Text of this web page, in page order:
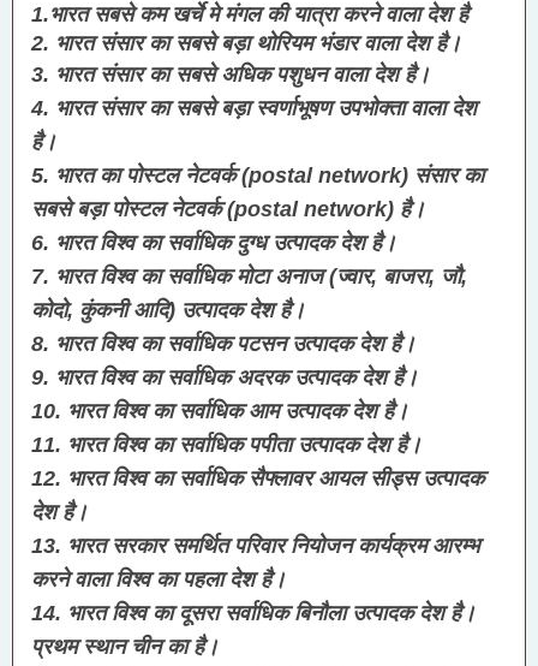
1.भारत सबसे कम खर्चे मे मंगल की यात्रा करने वाला देश है
2. भारत संसार का सबसे बड़ा थोरियम भंडार वाला देश है।
3. भारत संसार का सबसे अधिक पशुधन वाला देश है।
4. भारत संसार का सबसे बड़ा स्वर्णाभूषण उपभोक्ता वाला देश
है।
5. भारत का पोस्टल नेटवर्क (postal network) संसार का
सबसे बड़ा पोस्टल नेटवर्क (postal network) है।
6. भारत विश्व का सर्वाधिक दुग्ध उत्पादक देश है।
7. भारत विश्व का सर्वाधिक मोटा अनाज (ज्वार, बाजरा, जौ,
कोदो, कुंकनी आदि) उत्पादक देश है।
8. भारत विश्व का सर्वाधिक पटसन उत्पादक देश है।
9. भारत विश्व का सर्वाधिक अदरक उत्पादक देश है।
10. भारत विश्व का सर्वाधिक आम उत्पादक देश है।
11. भारत विश्व का सर्वाधिक पपीता उत्पादक देश है।
12. भारत विश्व का सर्वाधिक सैफ्लावर आयल सीड्स उत्पादक
देश है।
13. भारत सरकार समर्थित परिवार नियोजन कार्यक्रम आरम्भ
करने वाला विश्व का पहला देश है।
14. भारत विश्व का दूसरा सर्वाधिक बिनौला उत्पादक देश है।
प्रथम स्थान चीन का है।